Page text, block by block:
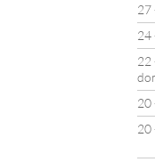
27
24
22
20
20